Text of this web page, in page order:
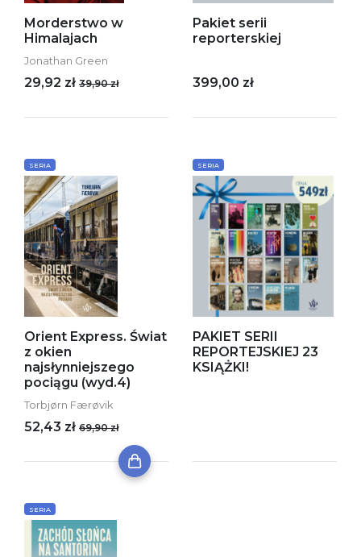
Morderstwo w
Himalajach
Jonathan Green
29,92 zł 39,90 zł
Pakiet serii
reporterskiej
399,00 zł
SERIA
Orient Express. Świat
z okien
najsłynniejszego
pociągu (wyd.4)
Torbjørn Færøvik
52,43 zł 69,90 zł
SERIA
PAKIET SERII
REPORTEJSKIEJ 23
KSIĄŻKI!
SERIA